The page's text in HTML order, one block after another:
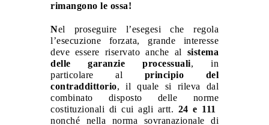
rimangono le ossa!
Nel proseguire l’esegesi che regola
l’esecuzione forzata, grande interesse
deve essere riservato anche al sistema
delle garanzie processuali, in
particolare al principio del
contraddittorio, il quale si rileva dal
combinato disposto delle norme
costituzionali di cui agli artt. 24 e 111
nonché nella norma sovranazionale di